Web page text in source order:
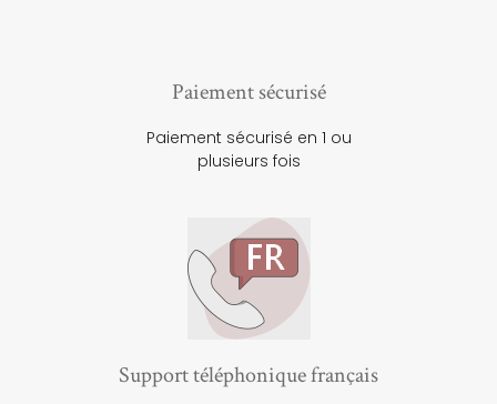
Paiement sécurisé
Paiement sécurisé en 1 ou
plusieurs fois
Support téléphonique français